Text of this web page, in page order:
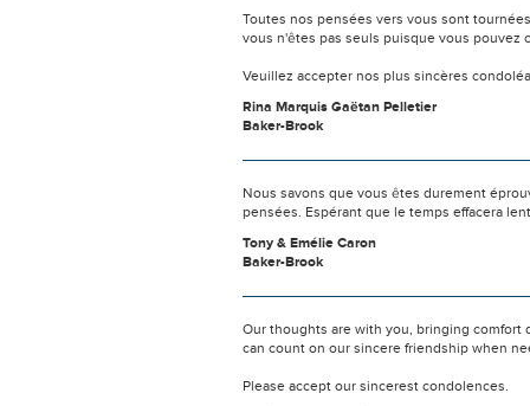
Toutes nos pensées vers vous sont
vous n'êtes pas seuls puisque vous pouvez
Veuillez accepter nos plus sincères
Rina Marquis Gaëtan Pelletier
Baker-Brook
Nous savons que vous êtes durement
pensées. Espérant que le temps effacera
Tony & Emélie Caron
Baker-Brook
Our thoughts are with you, bringing comfort
can count on our sincere friendship when
Please accept our sincerest condolences.